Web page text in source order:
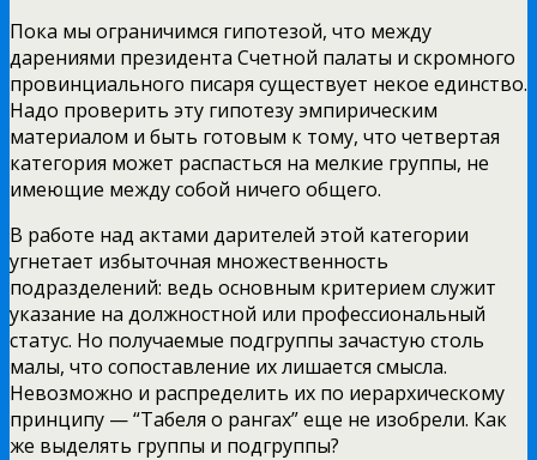
Пока мы ограничимся гипотезой, что между
дарениями президента Счетной палаты и скромного
провинциального писаря существует некое единство.
Надо проверить эту гипотезу эмпирическим
материалом и быть готовым к тому, что четвертая
категория может распасться на мелкие группы, не
имеющие между собой ничего общего.
В работе над актами дарителей этой категории
угнетает избыточная множественность
подразделений: ведь основным критерием служит
указание на должностной или профессиональный
статус. Но получаемые подгруппы зачастую столь
малы, что сопоставление их лишается смысла.
Невозможно и распределить их по иерархическому
принципу — “Табеля о рангах” еще не изобрели. Как
же выделять группы и подгруппы?